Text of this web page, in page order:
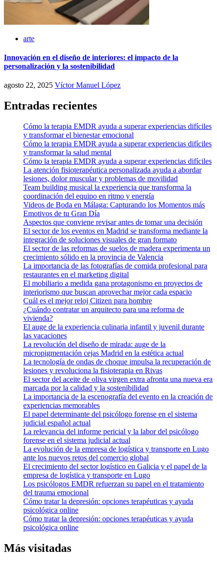
arte
Innovación en el diseño de interiores: el impacto de la
personalización y la sostenibilidad
agosto 22, 2025 Víctor Manuel López
Entradas recientes
Cómo la terapia EMDR ayuda a superar experiencias difíciles
y transformar el bienestar emocional
Cómo la terapia EMDR ayuda a superar experiencias difíciles
y transformar la salud mental
Cómo la terapia EMDR ayuda a superar experiencias difíciles
La atención fisioterapéutica personalizada ayuda a abordar
lesiones, dolor muscular y problemas de movilidad
Team building musical la experiencia que transforma la
coordinación del equipo en ritmo y energía
Videos de Boda en Málaga: Capturando los Momentos más
Emotivos de tu Gran Día
Aspectos que conviene revisar antes de tomar una decisión
El sector de los eventos en Madrid se transforma mediante la
integración de soluciones visuales de gran formato
El sector de las reformas de suelos de madera experimenta un
crecimiento sólido en la provincia de Valencia
La importancia de las fotografías de comida profesional para
restaurantes en el marketing digital
El mobiliario a medida gana protagonismo en proyectos de
interiorismo que buscan aprovechar mejor cada espacio
Cuál es el mejor reloj Citizen para hombre
¿Cuándo contratar un arquitecto para una reforma de
vivienda?
El auge de la experiencia culinaria infantil y juvenil durante
las vacaciones
La revolución del diseño de mirada: auge de la
micropigmentación cejas Madrid en la estética actual
La tecnología de ondas de choque impulsa la recuperación de
lesiones y revoluciona la fisioterapia en Rivas
El sector del aceite de oliva virgen extra afronta una nueva era
marcada por la calidad y la sostenibilidad
La importancia de la escenografía del evento en la creación de
experiencias memorables
El papel determinante del psicólogo forense en el sistema
judicial español actual
La relevancia del informe pericial y la labor del psicólogo
forense en el sistema judicial actual
La evolución de la empresa de logística y transporte en Lugo
ante los nuevos retos del comercio global
El crecimiento del sector logístico en Galicia y el papel de la
empresa de logística y transporte en Lugo
Los psicólogos EMDR refuerzan su papel en el tratamiento
del trauma emocional
Cómo tratar la depresión: opciones terapéuticas y ayuda
psicológica online
Cómo tratar la depresión: opciones terapéuticas y ayuda
psicológica online
Más visitadas